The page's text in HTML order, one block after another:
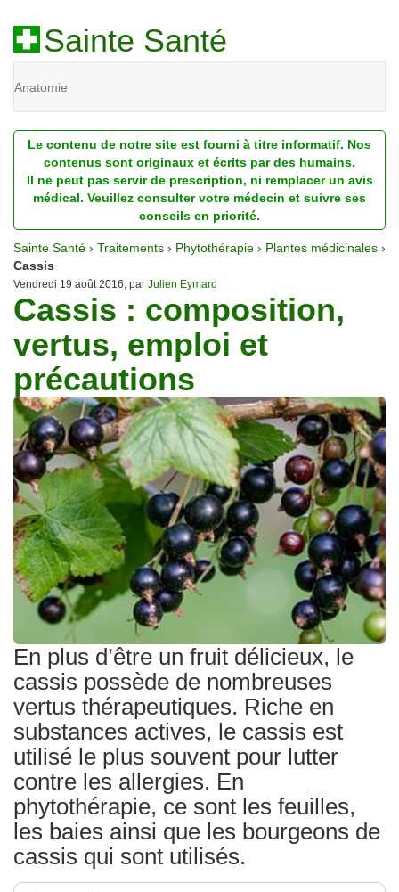
Sainte Santé
Anatomie
Diagnostic
Dossiers
Homéopathie
Nutrition
Pathologie
Psychologie
Recherches
Traitements
Le contenu de notre site est fourni à titre informatif. Nos
contenus sont originaux et écrits par des humains.
Il ne peut pas servir de prescription, ni remplacer un avis
médical. Veuillez consulter votre médecin et suivre ses
conseils en priorité.
Sainte Santé › Traitements › Phytothérapie › Plantes médicinales ›
Cassis
Vendredi 19 août 2016, par Julien Eymard
Cassis : composition,
vertus, emploi et
précautions
En plus d’être un fruit délicieux, le
cassis possède de nombreuses
vertus thérapeutiques. Riche en
substances actives, le cassis est
utilisé le plus souvent pour lutter
contre les allergies. En
phytothérapie, ce sont les feuilles,
les baies ainsi que les bourgeons de
cassis qui sont utilisés.